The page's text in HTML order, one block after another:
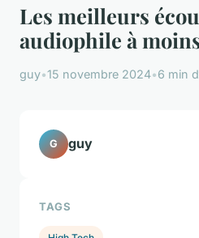
Les meilleurs
audiophile à
guy•15 novembre 2024•6 min
G guy
TAGS